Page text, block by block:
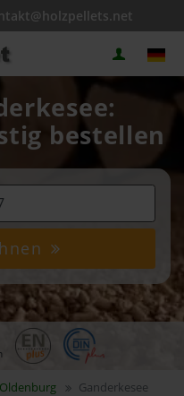
bestellen
Oldenburg Ganderkesee